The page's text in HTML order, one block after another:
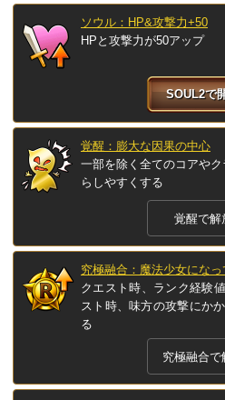
ソウル：HP&攻撃力+50
HPと攻撃力が50アップ
SOUL2で
覚醒：膨大な因果の中心
一部を除く全てのコアや
らしやすくする
覚醒で解
究極融合：魔法少女になっ
クエスト時、ランク経験
スト時、味方の攻撃にか
る
究極融合で